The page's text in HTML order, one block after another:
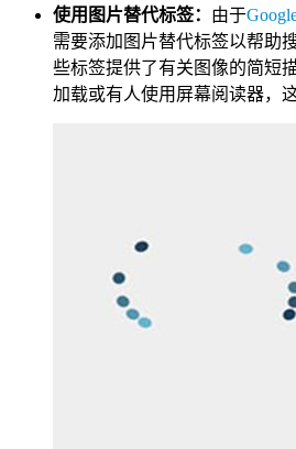
使用图片替代标签： 由于
需要添加图片替代标签以帮助
些标签提供了有关图像的简短
加载或有人使用屏幕阅读器，